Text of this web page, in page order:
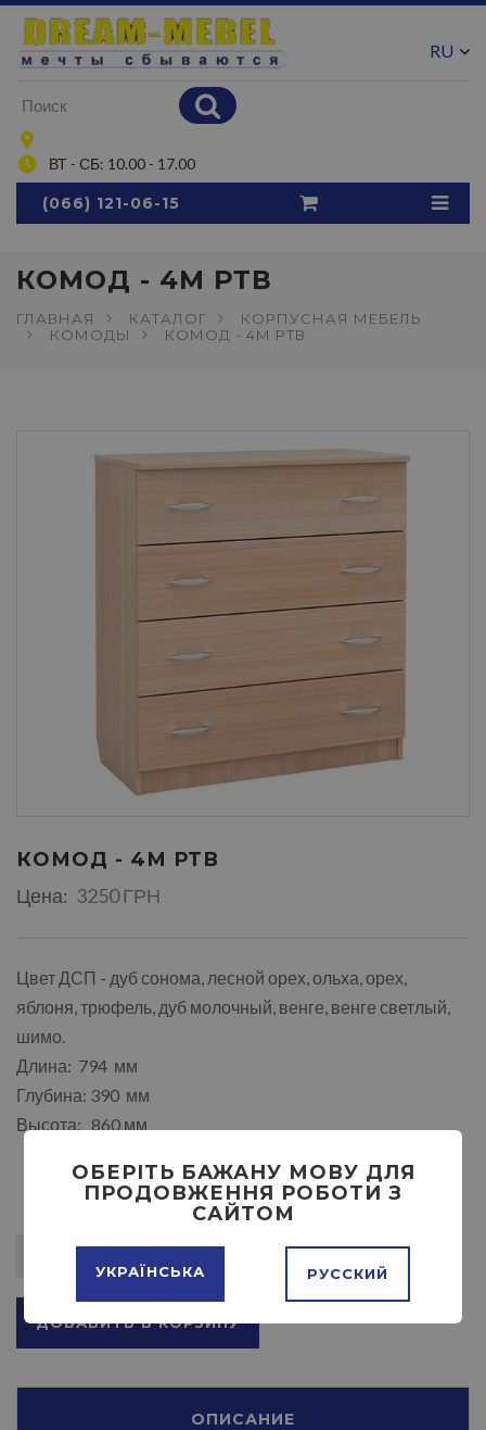
ВТ - СБ: 10.00 - 17.00
RU
(066) 121-06-15
КОМОД - 4М РТВ
ГЛАВНАЯ КАТАЛОГ
КОРПУСНАЯ МЕБЕЛЬ
КОМОДЫ
КОМОД - 4М РТВ
КОМОД - 4М РТВ
Цена: 3250 ГРН
Цвет ДСП - дуб сонома, лесной орех, ольха, орех,
яблоня, трюфель, дуб молочный, венге, венге светлый,
шимо.
Длина: 794 мм
Глубина: 390 мм
Высота: 860 мм
ДОБАВИТЬ В КОРЗИНУ
ОПИСАНИЕ
ОБЕРІТЬ БАЖАНУ МОВУ ДЛЯ
ПРОДОВЖЕННЯ РОБОТИ З
САЙТОМ
УКРАЇНСЬКА РУССКИЙ